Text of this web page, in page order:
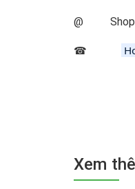
@
☎
Xem